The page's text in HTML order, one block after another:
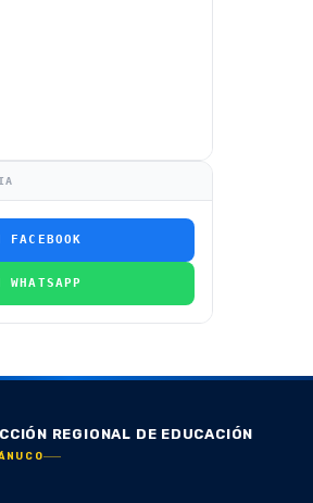
FACEBOOK
WHATSAPP
REGIONAL DE EDUCACIÓN